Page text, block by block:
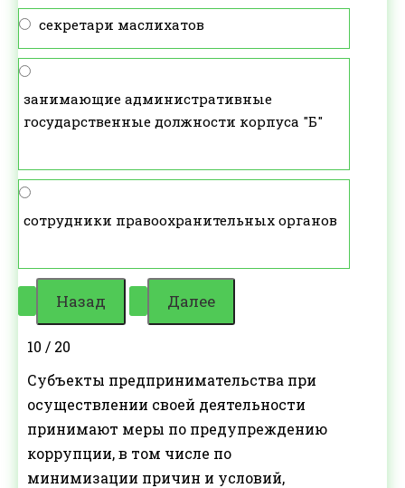
секретари маслихатов
занимающие административные
государственные должности корпуса "Б"
сотрудники правоохранительных органов
10 / 20
Субъекты предпринимательства при
осуществлении своей деятельности
принимают меры по предупреждению
коррупции, в том числе по
минимизации причин и условий,